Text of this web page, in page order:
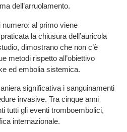
dell’arruolamento.
al primo viene
la chiusura dell’auricola
dimostrano che non c’è
metodi rispetto all’obiettivo
ed embolia sistemica.
significativa i sanguinamenti
invasive. Tra cinque anni
tutti gli eventi tromboembolici,
internazionale.